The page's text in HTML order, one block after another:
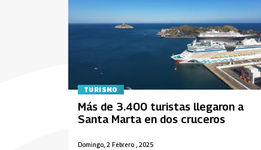
TURISMO
Domingo, 2 Febrero , 2025
Más de 3.400 turistas llegaron a
Santa Marta en dos cruceros